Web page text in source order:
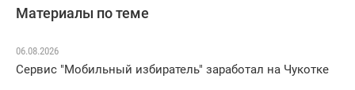
Материалы по теме
06.08.2026
Сервис "Мобильный избиратель" заработал на Чукотке